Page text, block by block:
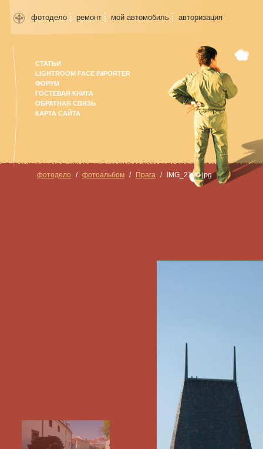
фотодело ремонт мой автомобиль авторизация
СТАТЬИ
LIGHTROOM FACE IMPORTER
ФОРУМ
ГОСТЕВАЯ КНИГА
ОБРАТНАЯ СВЯЗЬ
КАРТА САЙТА
фотодело фотоальбом Прага IMG_2120.jpg